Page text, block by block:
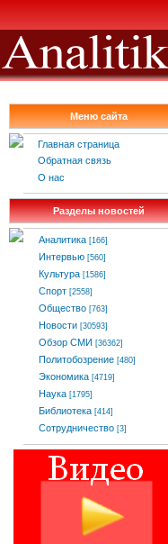
Меню сайта
Главная страница
Обратная связь
О нас
Разделы новостей
Аналитика [166]
Интервью [560]
Культура [1586]
Спорт [2558]
Общество [763]
Новости [30593]
Обзор СМИ [36362]
Политобозрение [480]
Экономика [4719]
Наука [1795]
Библиотека [414]
Сотрудничество [3]